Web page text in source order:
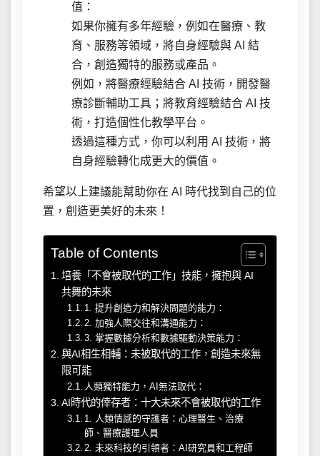
值：
如果你擁有多年經驗，例如在醫療、教
育、服務等領域，將自身經驗與 AI 結
合，創造獨特的服務或產品。
例如，將醫療經驗結合 AI 技術，開發醫
療診斷輔助工具；將教育經驗結合 AI 技
術，打造個性化教學平台。
透過這種方式，你可以利用 AI 技術，將
自身經驗轉化成更大的價值。
希望以上建議能幫助你在 AI 時代找到自己的位
置，創造更美好的未來！
Table of Contents
培養「不會被取代的工作」技能，擁抱與 AI
共舞的未來
1. 提升創造力和解決問題的能力：
2. 加強人際交往和溝通能力：
3. 掌握數據分析和數據驅動決策能力：
與AI相生相輔：未被取代的工作，創造未來無
限可能
人類獨特能力，AI無法取代：
AI時代的倖存者：十大未來不會被取代的工作
1. 人類情感的守護者：心理醫生、治療
師、醫療護理人員
2. 未來科技的引領者：AI研究員和工程師